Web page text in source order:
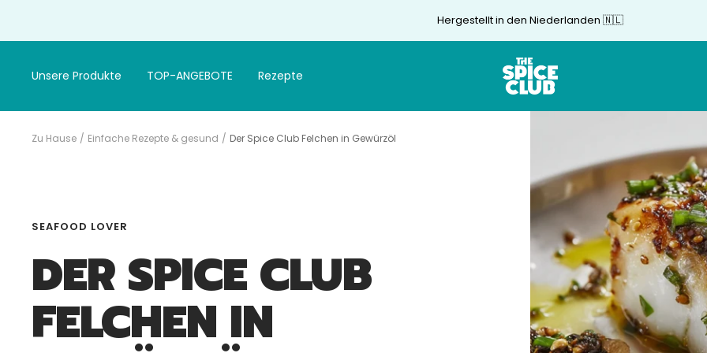
Hergestellt in den Niederlanden 🇳🇱
Unsere Produkte TOP-ANGEBOTE Rezepte
The
Spice
Zu Hause Einfache Rezepte & gesund Der Spice Club Felchen in Gewürzöl
SEAFOOD LOVER
DER SPICE CLUB
FELCHEN IN